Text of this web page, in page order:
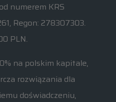
numerem KRS
Regon: 278307303.
PLN.
na polskim kapitale,
rozwiązania dla
doświadczeniu,